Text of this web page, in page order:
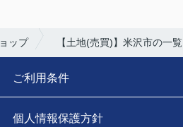
ップ 【土地(売買)】米沢市の一覧
ご利用条件
個人情報保護方針